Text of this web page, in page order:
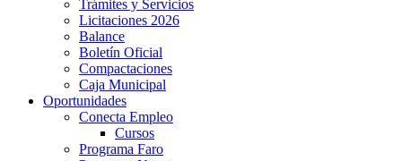
Trámites y Servicios
Licitaciones 2026
Balance
Boletín Oficial
Compactaciones
Caja Municipal
Oportunidades
Conecta Empleo
Cursos
Programa Faro